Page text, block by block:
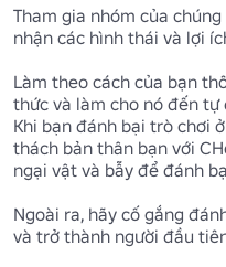
Tham gia nhóm của
nhận các hình thái và lợi
Làm theo cách của bạn
thức và làm cho nó đến tự
Khi bạn đánh bại trò chơi
thách bản thân bạn với
ngại vật và bẫy để đánh
Ngoài ra, hãy cố gắng
và trở thành người đầu